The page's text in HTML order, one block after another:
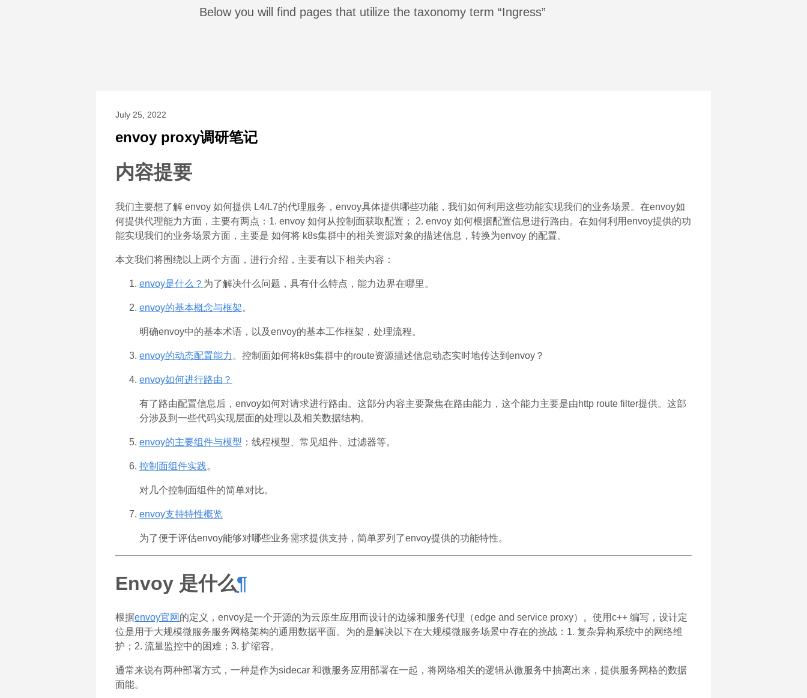
Below you will find pages that utilize the taxonomy term “Ingress”
July 25, 2022
envoy proxy调研笔记
内容提要
我们主要想了解 envoy 如何提供 L4/L7的代理服务，envoy具体提供哪些功能，我们如何利用这些功能实现我们的业务场景。在envoy如
何提供代理能力方面，主要有两点：1. envoy 如何从控制面获取配置； 2. envoy 如何根据配置信息进行路由。在如何利用envoy提供的功
能实现我们的业务场景方面，主要是 如何将 k8s集群中的相关资源对象的描述信息，转换为envoy 的配置。
本文我们将围绕以上两个方面，进行介绍，主要有以下相关内容：
envoy是什么？ 为了解决什么问题，具有什么特点，能力边界在哪里。
envoy的基本概念与框架。
明确envoy中的基本术语，以及envoy的基本工作框架，处理流程。
envoy的动态配置能力 。控制面如何将k8s集群中的route资源描述信息动态实时地传达到envoy？
envoy如何进行路由？
有了路由配置信息后，envoy如何对请求进行路由。这部分内容主要聚焦在路由能力，这个能力主要是由http route filter提供。这部
分涉及到一些代码实现层面的处理以及相关数据结构。
envoy的主要组件与模型 ：线程模型、常见组件、过滤器等。
控制面组件实践。
对几个控制面组件的简单对比。
envoy支持特性概览
为了便于评估envoy能够对哪些业务需求提供支持，简单罗列了envoy提供的功能特性。
Envoy 是什么¶
根据envoy官网 的定义，envoy是一个开源的为云原生应用而设计的边缘和服务代理（edge and service proxy）。使用c++ 编写，设计定
位是用于大规模微服务服务网格架构的通用数据平面。为的是解决以下在大规模微服务场景中存在的挑战：1. 复杂异构系统中的网络维
护；2. 流量监控中的困难；3. 扩缩容。
通常来说有两种部署方式，一种是作为sidecar 和微服务应用部署在一起，将网络相关的逻辑从微服务中抽离出来，提供服务网格的数据
面能。